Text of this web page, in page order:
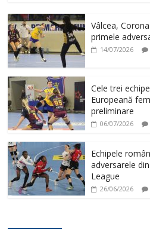
Vâlcea,
primele
14/07/2026
Cele trei
Europeană
preliminare
06/07/2026
Echipele
adversarele
League
26/06/2026